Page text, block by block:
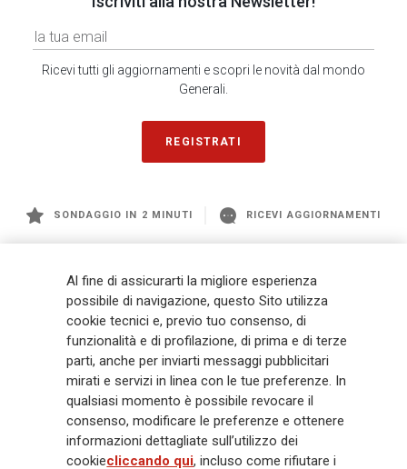
Ricevi tutti gli aggiornamenti e scopri le novità dal mondo
Generali.
REGISTRATI
SONDAGGIO IN 2 MINUTI RICEVI AGGIORNAMENTI
management a livello globale, con premi complessivi pari a € 98,1
miliardi e € 900 miliardi di AUM nel 2025. Fondato nel 1831, con oltre 88
mila dipendenti e 163 mila agenti che servono 75 milioni di clienti, il
Gruppo ha una posizione di leadership in Europa e una presenza
crescente in Asia e America. Al centro della strategia di Generali c'è il suo
impegno Lifetime Partner verso i clienti, realizzato attraverso soluzioni
innovative e personalizzate, un'esperienza cliente di prima classe e le sue
capacità di distribuzione globale digitalizzata. Il Gruppo ha
completamente integrato la sostenibilità in tutte le scelte strategiche, con
l'obiettivo di creare valore per tutti gli stakeholder mentre costruisce una
Al fine di assicurarti la migliore esperienza
possibile di navigazione, questo Sito utilizza
cookie tecnici e, previo tuo consenso, di
funzionalità e di profilazione, di prima e di terze
parti, anche per inviarti messaggi pubblicitari
mirati e servizi in linea con le tue preferenze. In
qualsiasi momento è possibile revocare il
consenso, modificare le preferenze e ottenere
informazioni dettagliate sull’utilizzo dei
cookiecliccando qui, incluso come rifiutare i